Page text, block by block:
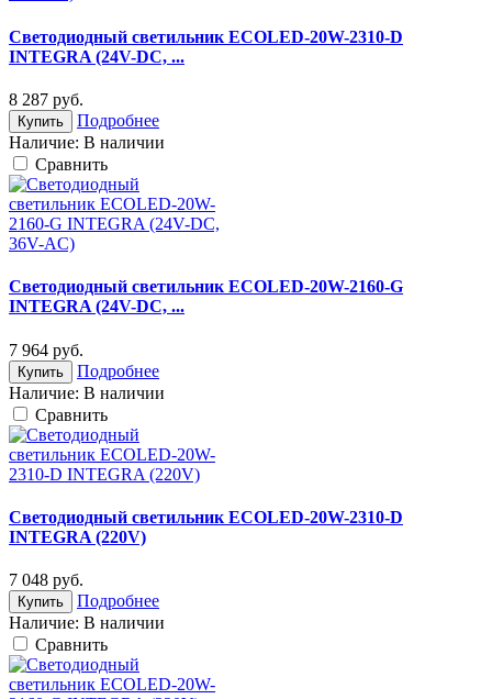
Светодиодный светильник ECOLED-20W-2310-D
INTEGRA (24V-DC, ...
8 287 руб.
Купить
Подробнее
Наличие: В наличии
Cравнить
Светодиодный светильник ECOLED-20W-2160-G
INTEGRA (24V-DC, ...
7 964 руб.
Купить
Подробнее
Наличие: В наличии
Cравнить
Светодиодный светильник ECOLED-20W-2310-D
INTEGRA (220V)
7 048 руб.
Купить
Подробнее
Наличие: В наличии
Cравнить